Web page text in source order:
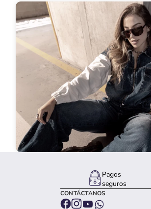
Pagos
seguros
CONTÁCTANOS